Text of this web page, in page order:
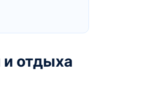
отдыха